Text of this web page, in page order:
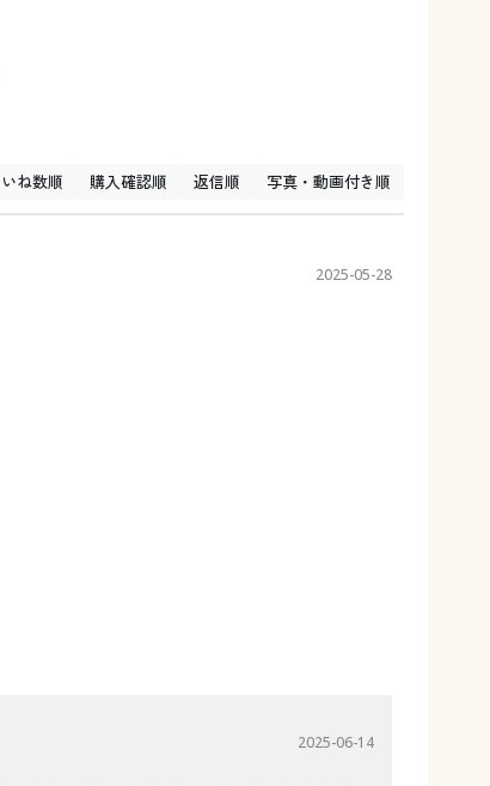
ね数順 購入確認順 返信順 写真・動画付き順
2025-05-28
2025-06-14